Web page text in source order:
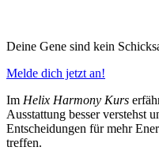
Deine Gene sind kein
Melde dich jetzt an!
Im Helix Harmony Kurs
Ausstattung besser verstehst
Entscheidungen für mehr
treffen.